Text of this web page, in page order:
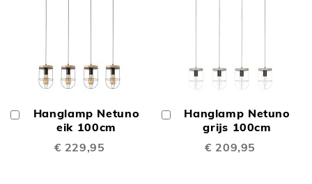
Hanglamp Netuno
eik 100cm
€ 229,95
Winkelwagen
Hanglamp Netuno
grijs 100cm
€ 209,95
Winkelwagen